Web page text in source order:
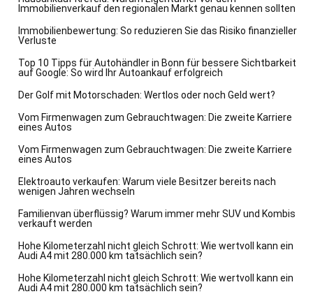
Immobilienverkauf den regionalen Markt genau kennen sollten
Immobilienbewertung: So reduzieren Sie das Risiko finanzieller
Verluste
Top 10 Tipps für Autohändler in Bonn für bessere Sichtbarkeit
auf Google: So wird Ihr Autoankauf erfolgreich
Der Golf mit Motorschaden: Wertlos oder noch Geld wert?
Vom Firmenwagen zum Gebrauchtwagen: Die zweite Karriere
eines Autos
Vom Firmenwagen zum Gebrauchtwagen: Die zweite Karriere
eines Autos
Elektroauto verkaufen: Warum viele Besitzer bereits nach
wenigen Jahren wechseln
Familienvan überflüssig? Warum immer mehr SUV und Kombis
verkauft werden
Hohe Kilometerzahl nicht gleich Schrott: Wie wertvoll kann ein
Audi A4 mit 280.000 km tatsächlich sein?
Hohe Kilometerzahl nicht gleich Schrott: Wie wertvoll kann ein
Audi A4 mit 280.000 km tatsächlich sein?